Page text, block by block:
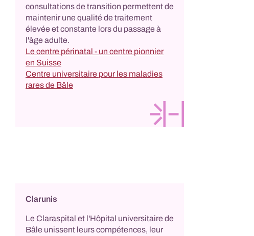
consultations de transition permettent de
maintenir une qualité de traitement
élevée et constante lors du passage à
l'âge adulte.
Le centre périnatal - un centre pionnier
en Suisse
Centre universitaire pour les maladies
rares de Bâle
Clarunis
Le Claraspital et l'Hôpital universitaire de
Bâle unissent leurs compétences, leur